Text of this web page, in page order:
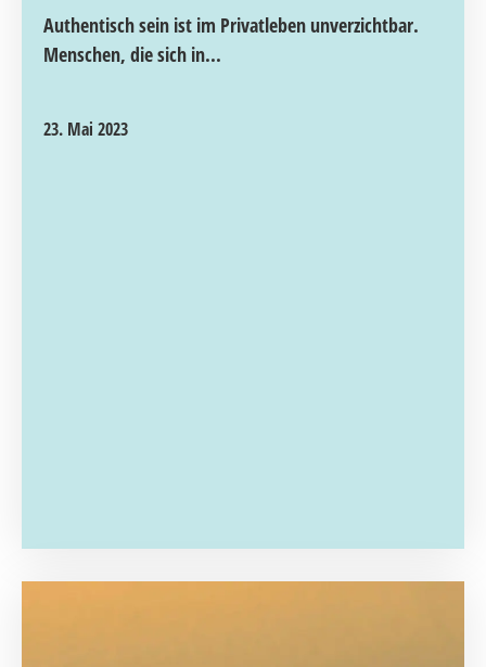
Authentisch sein ist im Privatleben unverzichtbar.
Menschen, die sich in...
23. Mai 2023